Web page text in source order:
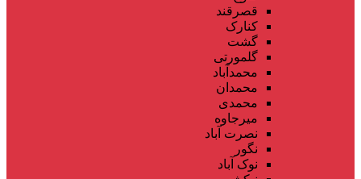
قصرقند
کنارک
گشت
گلمورتی
محمدآباد
محمدان
محمدی
میرجاوه
نصرت آباد
نگور
نوک آباد